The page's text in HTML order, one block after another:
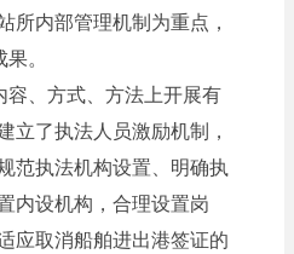
内部管理机制为重点，
。
、方式、方法上开展有
了执法人员激励机制，
范执法机构设置、明确执
内设机构，合理设置岗
应取消船舶进出港签证的